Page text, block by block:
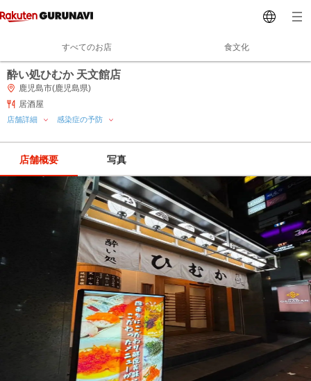
すべてのお店 食文化
酔い処ひむか 天文館店
鹿児島市(鹿児島県)
居酒屋
店舗詳細 感染症の予防
店舗概要 写真